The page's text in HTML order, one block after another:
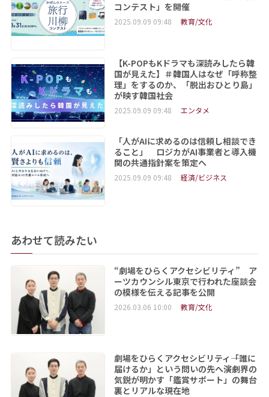
コンテスト」を開催
2025.09.09 09:48 教育/文化
【K-POPもKドラマも深読みしたら韓
国が見えた】＃韓国人はなぜ「呼称整
理」をするのか、「脱出おひとり島」
が映す韓国社会
2025.09.09 09:48 エンタメ
「人がAIに求めるのは信頼し相談でき
ること」 ロジカがAI事業者と導入機
関の共通指針案を策定へ
2025.09.09 09:48 経済/ビジネス
あわせて読みたい
“劇場をひらくアクセシビリティ” ア
ーツカウンシル東京で行われた座談会
の模様を伝える記事を公開
2026.03.06 10:00 教育/文化
劇場をひらくアクセシビリティ――「誰に
届けるか」という問いの先へ――演劇界の
気鋭が明かす「鑑賞サポート」の舞台
裏とリアルな現在地